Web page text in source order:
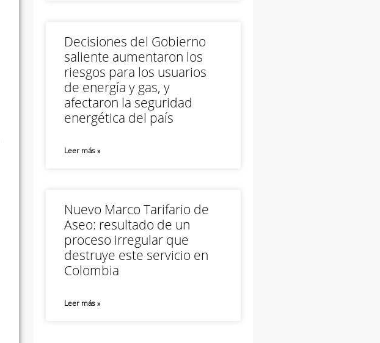
Decisiones del Gobierno
saliente aumentaron los
riesgos para los usuarios
de energía y gas, y
afectaron la seguridad
energética del país
Leer más »
Nuevo Marco Tarifario de
Aseo: resultado de un
proceso irregular que
destruye este servicio en
Colombia
Leer más »